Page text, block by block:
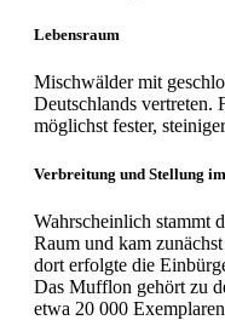
Lebensraum
Mischwälder mit
Deutschlands vertreten.
möglichst fester,
Verbreitung und Stellung
Wahrscheinlich stammt
Raum und kam
dort erfolgte die
Das Mufflon gehört zu
etwa 20 000